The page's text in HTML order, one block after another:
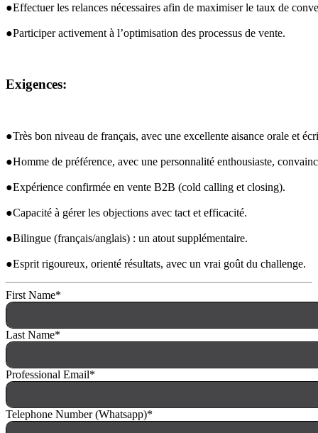
●Effectuer les relances nécessaires afin de maximiser le taux de
●Participer activement à l’optimisation des processus de vente.
Exigences:
●Très bon niveau de français, avec une excellente aisance orale et
●Homme de préférence, avec une personnalité enthousiaste,
●Expérience confirmée en vente B2B (cold calling et closing).
●Capacité à gérer les objections avec tact et efficacité.
●Bilingue (français/anglais) : un atout supplémentaire.
●Esprit rigoureux, orienté résultats, avec un vrai goût du challenge.
First Name*
Last Name*
Professional Email*
Telephone Number (Whatsapp)*